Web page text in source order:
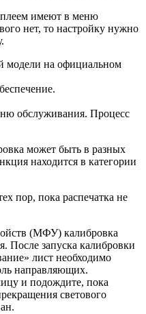
имеют в меню
нет, то настройку нужно
модели на официальном
обслуживания. Процесс
может быть в разных
находится в категории
пор, пока распечатка не
(МФУ) калибровка
После запуска калибровки
лист необходимо
направляющих.
и подождите, пока
светового